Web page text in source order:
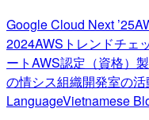
Google Cloud Next ’25
2024AWSトレンドチェ
ートAWS認定（資格）
の情シス組織開発室の活
LanguageVietnamese